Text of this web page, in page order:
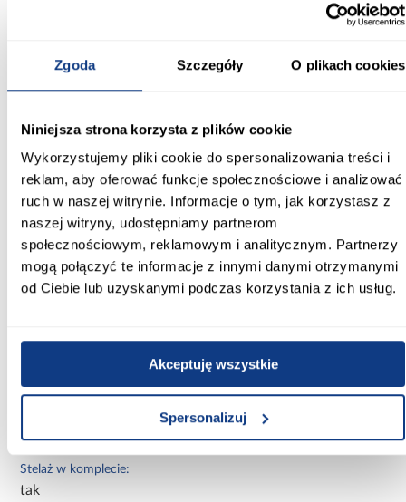
Zgoda Szczegóły O plikach cookies
Niniejsza strona korzysta z plików cookie
Wykorzystujemy pliki cookie do spersonalizowania treści i
reklam, aby oferować funkcje społecznościowe i analizować
ruch w naszej witrynie. Informacje o tym, jak korzystasz z
naszej witryny, udostępniamy partnerom
społecznościowym, reklamowym i analitycznym. Partnerzy
mogą połączyć te informacje z innymi danymi otrzymanymi
od Ciebie lub uzyskanymi podczas korzystania z ich usług.
Akceptuję wszystkie
Spersonalizuj
Łóżko dziecięce Babydreams+SZ+M 70x140 to połączenie
rozwiązanie do codziennego użytkowania.
Szerokość [cm]:
Głębokość [cm]:
144.00
Wysokość [cm]:
Stelaż w komplecie:
tak